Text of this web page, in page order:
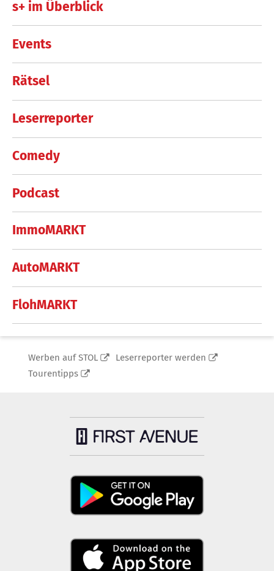
s+ im Überblick
Events
Rätsel
Leserreporter
Comedy
Podcast
ImmoMARKT
AutoMARKT
FlohMARKT
Werben auf STOL
Leserreporter werden
Tourentipps